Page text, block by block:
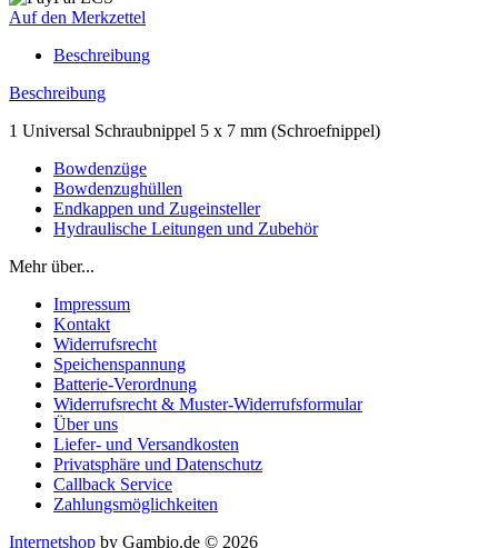
Auf den Merkzettel
Beschreibung
Beschreibung
1 Universal Schraubnippel 5 x 7 mm (Schroefnippel)
Bowdenzüge
Bowdenzughüllen
Endkappen und Zugeinsteller
Hydraulische Leitungen und Zubehör
Mehr über...
Impressum
Kontakt
Widerrufsrecht
Speichenspannung
Batterie-Verordnung
Widerrufsrecht & Muster-Widerrufsformular
Über uns
Liefer- und Versandkosten
Privatsphäre und Datenschutz
Callback Service
Zahlungsmöglichkeiten
Internetshop by Gambio.de © 2026